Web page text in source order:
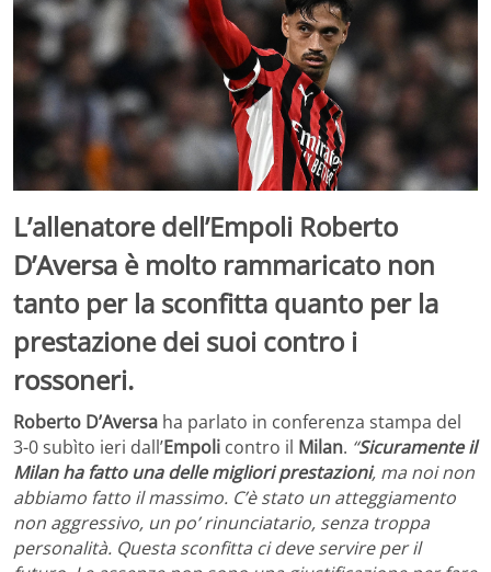
L’allenatore dell’Empoli Roberto
D’Aversa è molto rammaricato non
tanto per la sconfitta quanto per la
prestazione dei suoi contro i
rossoneri.
Roberto D’Aversa ha parlato in conferenza stampa del
3-0 subìto ieri dall’Empoli contro il Milan. “Sicuramente il
Milan ha fatto una delle migliori prestazioni, ma noi non
abbiamo fatto il massimo. C’è stato un atteggiamento
non aggressivo, un po’ rinunciatario, senza troppa
personalità. Questa sconfitta ci deve servire per il